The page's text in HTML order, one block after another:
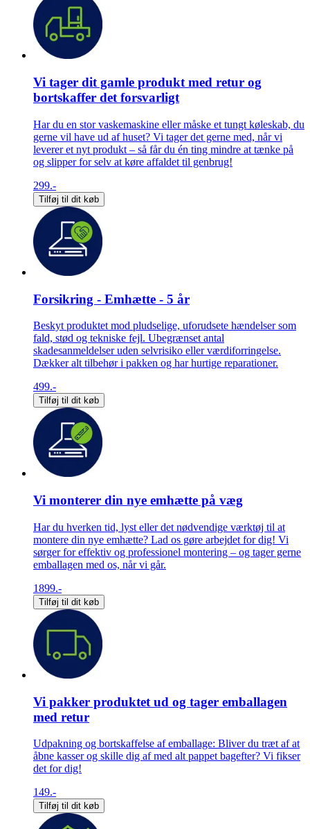
Vi tager dit gamle produkt med retur og
bortskaffer det forsvarligt
Har du en stor vaskemaskine eller måske et tungt køleskab, du
gerne vil have ud af huset? Vi tager det gerne med, når vi
leverer et nyt produkt – så får du én ting mindre at tænke på
og slipper for selv at køre affaldet til genbrug!
299.-
Tilføj til dit køb
Forsikring - Emhætte - 5 år
Beskyt produktet mod pludselige, uforudsete hændelser som
fald, stød og tekniske fejl. Ubegrænset antal
skadesanmeldelser uden selvrisiko eller værdiforringelse.
Dækker alt tilbehør i pakken og har hurtige reparationer.
499.-
Tilføj til dit køb
Vi monterer din nye emhætte på væg
Har du hverken tid, lyst eller det nødvendige værktøj til at
montere din nye emhætte? Lad os gøre arbejdet for dig! Vi
sørger for effektiv og professionel montering – og tager gerne
emballagen med os, når vi går.
1899.-
Tilføj til dit køb
Vi pakker produktet ud og tager emballagen
med retur
Udpakning og bortskaffelse af emballage: Bliver du træt af at
åbne kasser og skille dig af med alt pappet bagefter? Vi fikser
det for dig!
149.-
Tilføj til dit køb